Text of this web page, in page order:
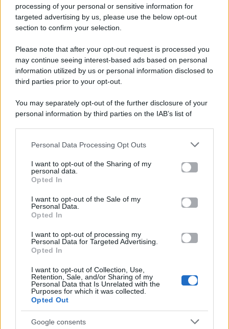
processing of your personal or sensitive information for
targeted advertising by us, please use the below opt-out
section to confirm your selection.
Please note that after your opt-out request is processed you
may continue seeing interest-based ads based on personal
information utilized by us or personal information disclosed to
third parties prior to your opt-out.
You may separately opt-out of the further disclosure of your
personal information by third parties on the IAB’s list of
This information may also be disclosed by us to third parties
disclose it to other third parties.
Please note that this website/app uses one or more Google
services and may gather and store information including but
not limited to your visit or usage behaviour. You may click to
grant or deny consent to Google and its third-party tags to
consent section.
Personal Data Processing Opt Outs
I want to opt-out of the Sharing of my
personal data.
Opted In
I want to opt-out of the Sale of my
Personal Data.
Opted In
I want to opt-out of processing my
Personal Data for Targeted Advertising.
Opted In
I want to opt-out of Collection, Use,
Retention, Sale, and/or Sharing of my
Personal Data that Is Unrelated with the
Purposes for which it was collected.
Opted Out
Google consents
Gossip e TV è un sito di MASTE S.r.l.
viale Luigi Majno n. 21 - 20129 Milano (MI)
P.Iva 10909580960
Categorie
Gossip
Televisione
Programmi TV
Amici
Ballando Con Le Stelle
Grande Fratello
Isola Dei Famosi